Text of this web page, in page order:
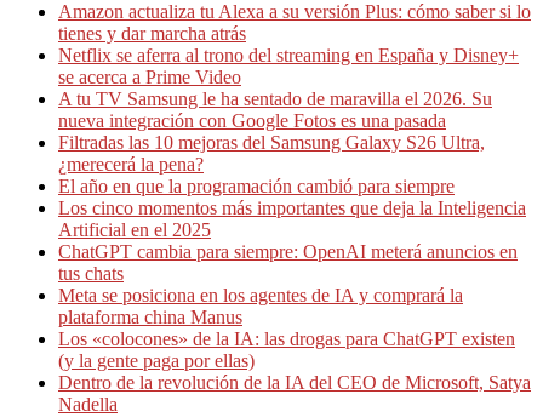
Amazon actualiza tu Alexa a su versión Plus: cómo saber si lo
tienes y dar marcha atrás
Netflix se aferra al trono del streaming en España y Disney+
se acerca a Prime Video
A tu TV Samsung le ha sentado de maravilla el 2026. Su
nueva integración con Google Fotos es una pasada
Filtradas las 10 mejoras del Samsung Galaxy S26 Ultra,
¿merecerá la pena?
El año en que la programación cambió para siempre
Los cinco momentos más importantes que deja la Inteligencia
Artificial en el 2025
ChatGPT cambia para siempre: OpenAI meterá anuncios en
tus chats
Meta se posiciona en los agentes de IA y comprará la
plataforma china Manus
Los «colocones» de la IA: las drogas para ChatGPT existen
(y la gente paga por ellas)
Dentro de la revolución de la IA del CEO de Microsoft, Satya
Nadella